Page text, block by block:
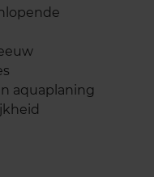
aquaplaning